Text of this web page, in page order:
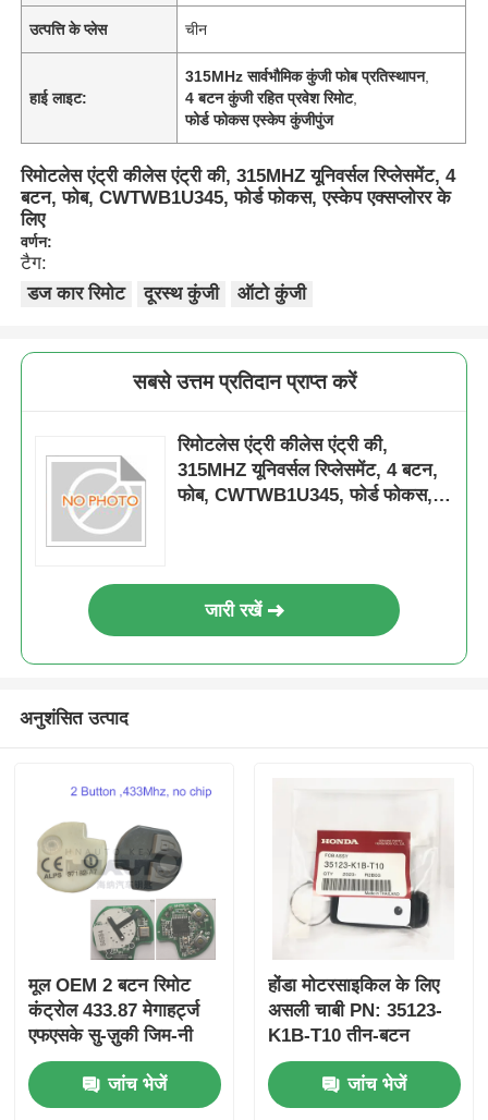
उत्पत्ति के प्लेस चीन
हाई लाइट:
315MHz सार्वभौमिक कुंजी फोब प्रतिस्थापन,
4 बटन कुंजी रहित प्रवेश रिमोट,
फोर्ड फोकस एस्केप कुंजीपुंज
रिमोटलेस एंट्री कीलेस एंट्री की, 315MHZ यूनिवर्सल रिप्लेसमेंट, 4
बटन, फोब, CWTWB1U345, फोर्ड फोकस, एस्केप एक्सप्लोरर के
लिए
वर्णन:
टैग:
डज कार रिमोट
दूरस्थ कुंजी ऑटो कुंजी
सबसे उत्तम प्रतिदान प्राप्त करें
रिमोटलेस एंट्री कीलेस एंट्री की,
315MHZ यूनिवर्सल रिप्लेसमेंट, 4 बटन,
फोब, CWTWB1U345, फोर्ड फोकस,
जारी रखें
अनुशंसित उत्पाद
मूल OEM 2 बटन रिमोट
कंट्रोल 433.87 मेगाहर्ट्ज
एफएसके सु-ज़ुकी जिम-नी
2005-2017 के लिए बिना
चिप 37182-ए 7 के लिए
केवल थोक MOQ 50 पीसी
जांच भेजें
होंडा मोटरसाइकिल के लिए
असली चाबी PN: 35123-
K1B-T10 तीन-बटन
FSK433.92MHz
ID47chip रिमोट कार की
जांच भेजें